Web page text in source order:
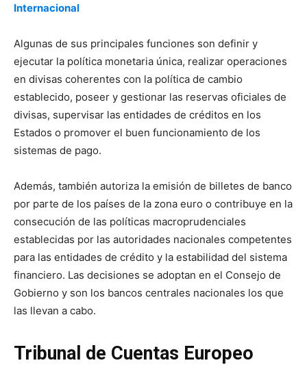
Internacional
Algunas de sus principales funciones son definir y
ejecutar la política monetaria única, realizar operaciones
en divisas coherentes con la política de cambio
establecido, poseer y gestionar las reservas oficiales de
divisas, supervisar las entidades de créditos en los
Estados o promover el buen funcionamiento de los
sistemas de pago.
Además, también autoriza la emisión de billetes de banco
por parte de los países de la zona euro o contribuye en la
consecución de las políticas macroprudenciales
establecidas por las autoridades nacionales competentes
para las entidades de crédito y la estabilidad del sistema
financiero. Las decisiones se adoptan en el Consejo de
Gobierno y son los bancos centrales nacionales los que
las llevan a cabo.
Tribunal de Cuentas Europeo